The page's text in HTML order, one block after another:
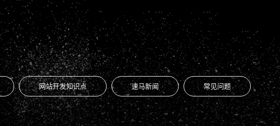
网站开发知识点 速马新闻 常见问题